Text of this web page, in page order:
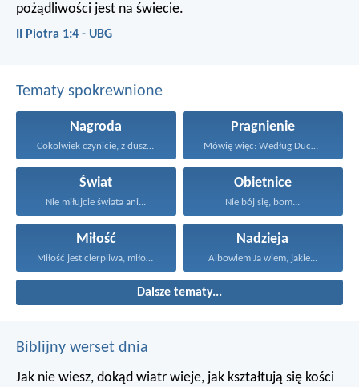
pożądliwości jest na świecie.
II Piotra 1:4 - UBG
Tematy spokrewnione
Nagroda
Cokolwiek czynicie, z duszy...
Pragnienie
Mówię więc: Według Ducha...
Świat
Nie miłujcie świata ani...
Obietnice
Nie bój się, bom...
Miłość
Miłość jest cierpliwa, miłość...
Nadzieja
Albowiem Ja wiem, jakie...
Dalsze tematy...
Biblijny werset dnia
Jak nie wiesz, dokąd wiatr wieje, jak kształtują się kości